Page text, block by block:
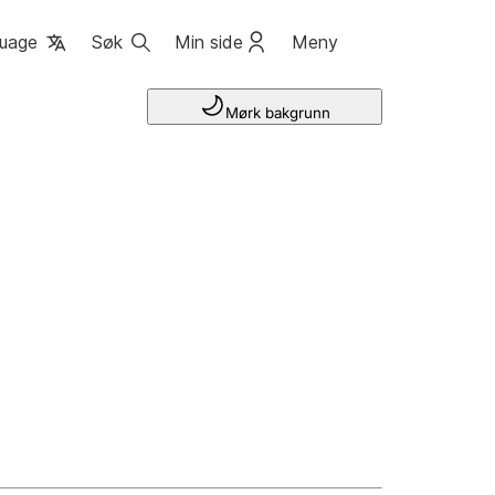
Søk Min side Meny
Mørk bakgrunn